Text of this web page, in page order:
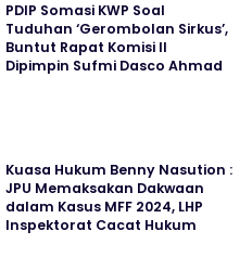
PDIP Somasi KWP Soal
Tuduhan ‘Gerombolan Sirkus’,
Buntut Rapat Komisi II
Dipimpin Sufmi Dasco Ahmad
Kuasa Hukum Benny Nasution :
JPU Memaksakan Dakwaan
dalam Kasus MFF 2024, LHP
Inspektorat Cacat Hukum